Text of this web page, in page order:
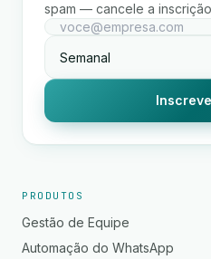
spam — cancele a
PRODUTOS
Gestão de Equipe
Automação do WhatsApp